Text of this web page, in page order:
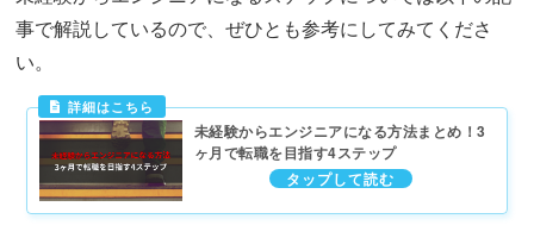
事で解説しているので、ぜひとも参考にしてみてくださ
い。
未経験からエンジニアになる方法まとめ！3
ヶ月で転職を目指す4ステップ